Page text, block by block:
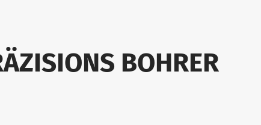
BOHRER